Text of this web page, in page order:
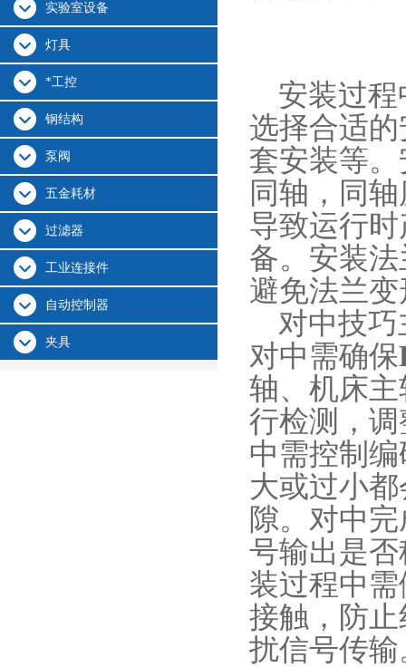
实验室设备
灯具
*工控
钢结构
泵阀
五金耗材
过滤器
工业连接件
自动控制器
夹具
安装过程
选择合适
套安装等
同轴，同
导致运行
备。安装
避免法兰
对中技巧
对中需确保
轴、机床
行检测，
中需控制
大或过小
隙。对中
号输出是
装过程中
接触，防
扰信号传输